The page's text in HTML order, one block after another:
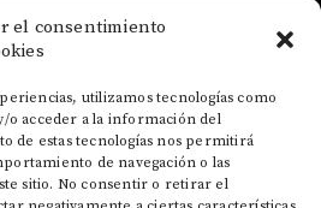
el consentimiento
utilizamos tecnologías como
o acceder a la información del
de estas tecnologías nos permitirá
de navegación o las
sitio. No consentir o retirar el